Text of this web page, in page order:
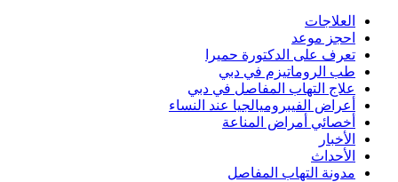
العلاجات
احجز موعد
تعرف على الدكتورة حميرا
طب الروماتيزم في دبي
علاج التهاب المفاصل في دبي
أعراض الفيبروميالجيا عند النساء
أخصائي أمراض المناعة
الأخبار
الأحداث
مدونة التهاب المفاصل